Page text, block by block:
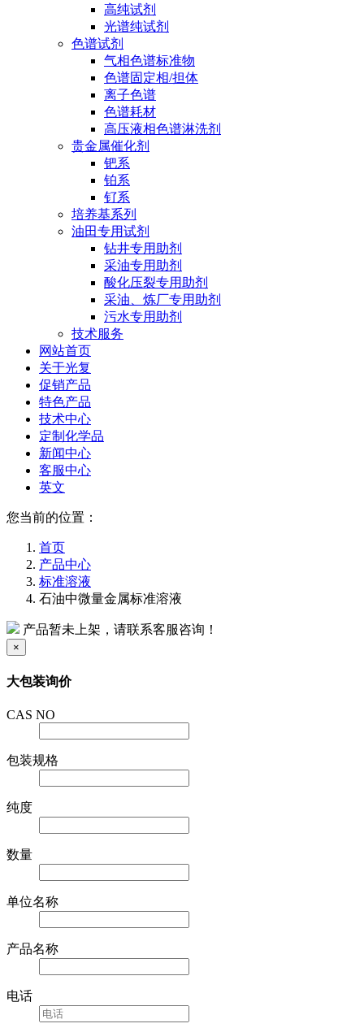
高纯试剂
光谱纯试剂
色谱试剂
气相色谱标准物
色谱固定相/担体
离子色谱
色谱耗材
高压液相色谱淋洗剂
贵金属催化剂
钯系
铂系
钌系
培养基系列
油田专用试剂
钻井专用助剂
采油专用助剂
酸化压裂专用助剂
采油、炼厂专用助剂
污水专用助剂
技术服务
网站首页
关于光复
促销产品
特色产品
技术中心
定制化学品
新闻中心
客服中心
英文
您当前的位置：
首页
产品中心
标准溶液
石油中微量金属标准溶液
产品暂未上架，请联系客服咨询！
×
大包装询价
CAS NO
包装规格
纯度
数量
单位名称
产品名称
电话